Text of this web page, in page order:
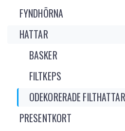
FYNDHÖRNA
HATTAR
BASKER
FILTKEPS
ODEKORERADE FILTHATTAR
PRESENTKORT